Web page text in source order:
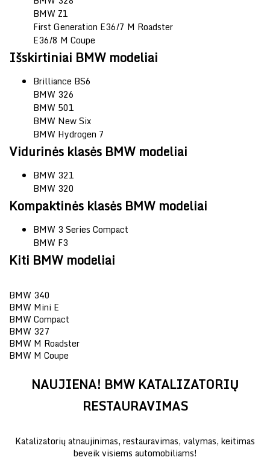
BMW Z1
First Generation E36/7 M Roadster
E36/8 M Coupe
Išskirtiniai BMW modeliai
Brilliance BS6
BMW 326
BMW 501
BMW New Six
BMW Hydrogen 7
Vidurinės klasės BMW modeliai
BMW 321
BMW 320
Kompaktinės klasės BMW modeliai
BMW 3 Series Compact
BMW F3
Kiti BMW modeliai
BMW 340
BMW Mini E
BMW Compact
BMW 327
BMW M Roadster
BMW M Coupe
NAUJIENA! BMW KATALIZATORIŲ
RESTAURAVIMAS
Katalizatorių atnaujinimas, restauravimas, valymas, keitimas
beveik visiems automobiliams!